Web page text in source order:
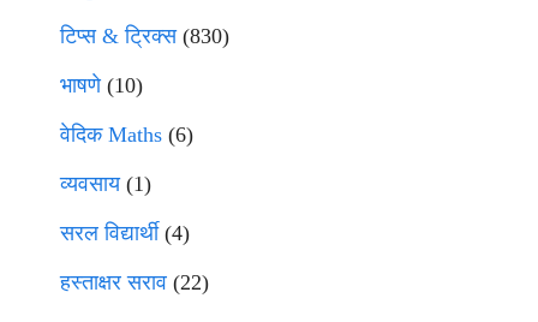
टिप्स & ट्रिक्स(830)
भाषणे(10)
वेदिक Maths (6)
व्यवसाय(1)
सरल विद्यार्थी(4)
हस्ताक्षर सराव (22)